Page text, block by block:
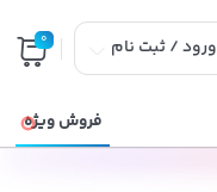
ورود / ثبت نام 0
فروش ویژه